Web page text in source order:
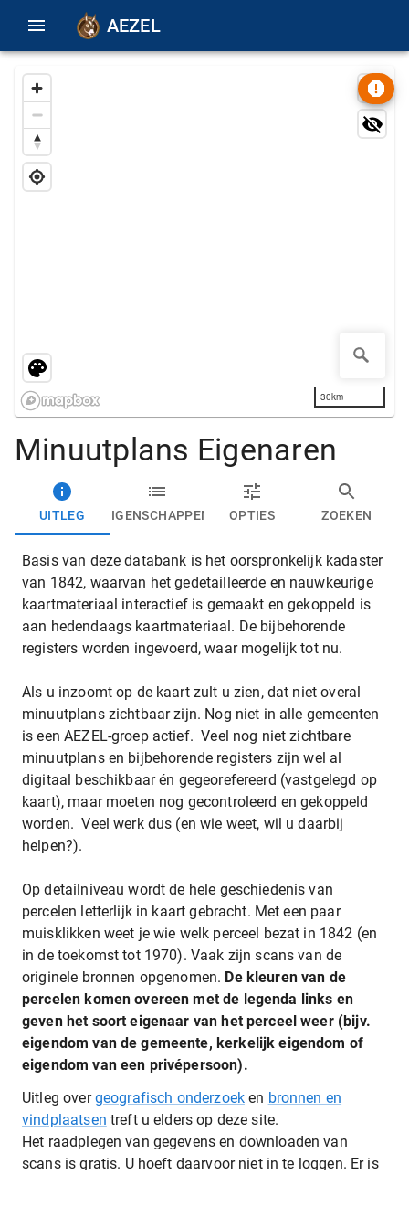
AEZEL
30km
Minuutplans Eigenaren
UITLEG EIGENSCHAPPEN OPTIES ZOEKEN
Basis van deze databank is het oorspronkelijk kadaster
van 1842, waarvan het gedetailleerde en nauwkeurige
kaartmateriaal interactief is gemaakt en gekoppeld is
aan hedendaags kaartmateriaal. De bijbehorende
registers worden ingevoerd, waar mogelijk tot nu.
Als u inzoomt op de kaart zult u zien, dat niet overal
minuutplans zichtbaar zijn. Nog niet in alle gemeenten
is een AEZEL-groep actief. Veel nog niet zichtbare
minuutplans en bijbehorende registers zijn wel al
digitaal beschikbaar én gegeorefereerd (vastgelegd op
kaart), maar moeten nog gecontroleerd en gekoppeld
worden. Veel werk dus (en wie weet, wil u daarbij
helpen?).
Op detailniveau wordt de hele geschiedenis van
percelen letterlijk in kaart gebracht. Met een paar
muisklikken weet je wie welk perceel bezat in 1842 (en
in de toekomst tot 1970). Vaak zijn scans van de
originele bronnen opgenomen. De kleuren van de
percelen komen overeen met de legenda links en
geven het soort eigenaar van het perceel weer (bijv.
eigendom van de gemeente, kerkelijk eigendom of
eigendom van een privépersoon).
Uitleg overgeografisch onderzoeken bronnen en
vindplaatsen treft u elders op deze site.
Het raadplegen van gegevens en downloaden van
scans is gratis. U hoeft daarvoor niet in te loggen. Er is